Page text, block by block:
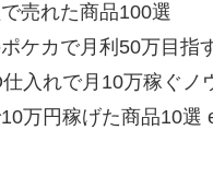
売れた商品100選
ケカで月利50万目指
入れで月10万稼ぐノ
万円稼げた商品10